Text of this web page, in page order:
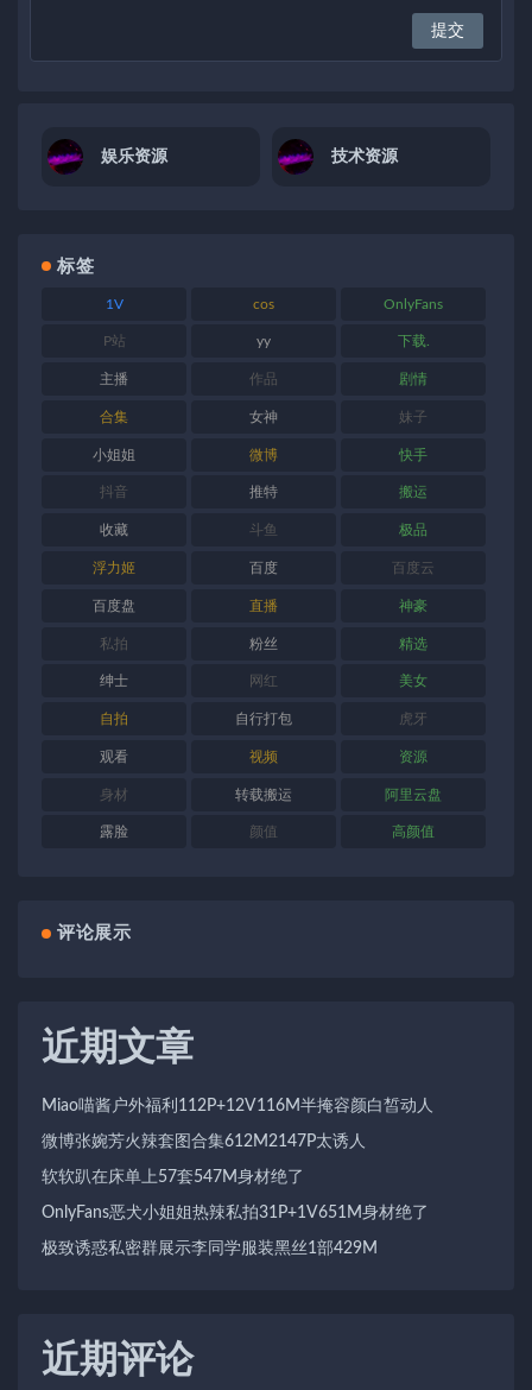
娱乐资源 技术资源
标签
1V cos OnlyFans
P站 yy 下载.
主播 作品 剧情
合集 女神 妹子
小姐姐 微博 快手
抖音 推特 搬运
收藏 斗鱼 极品
浮力姬 百度 百度云
百度盘 直播 神豪
私拍 粉丝 精选
绅士 网红 美女
自拍 自行打包 虎牙
观看 视频 资源
身材 转载搬运 阿里云盘
露脸 颜值 高颜值
评论展示
近期文章
Miao喵酱户外福利112P+12V116M半掩容颜白皙动人
微博张婉芳火辣套图合集612M2147P太诱人
软软趴在床单上57套547M身材绝了
OnlyFans恶犬小姐姐热辣私拍31P+1V651M身材绝了
极致诱惑私密群展示李同学服装黑丝1部429M
近期评论